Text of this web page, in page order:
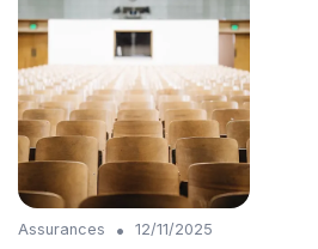
Assurances •
12/11/2025